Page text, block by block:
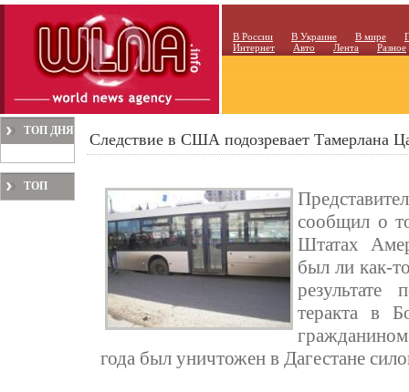
В России В Украине В мире
Интернет
Авто Лента Разное
ТОП ДНЯ
ТОП
Следствие в США подозревает Тамерлана
сообщил о
Штатах
был ли как-
результате
теракта в
года был уничтожен в Дагестане